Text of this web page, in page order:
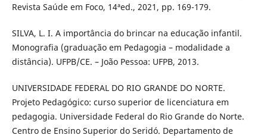
Revista Saúde em Foco, 14ªed., 2021, pp. 169-179.
SILVA, L. I. A importância do brincar na educação infantil.
Monografia (graduação em Pedagogia – modalidade a
distância). UFPB/CE. – João Pessoa: UFPB, 2013.
UNIVERSIDADE FEDERAL DO RIO GRANDE DO NORTE.
Projeto Pedagógico: curso superior de licenciatura em
pedagogia. Universidade Federal do Rio Grande do Norte.
Centro de Ensino Superior do Seridó. Departamento de